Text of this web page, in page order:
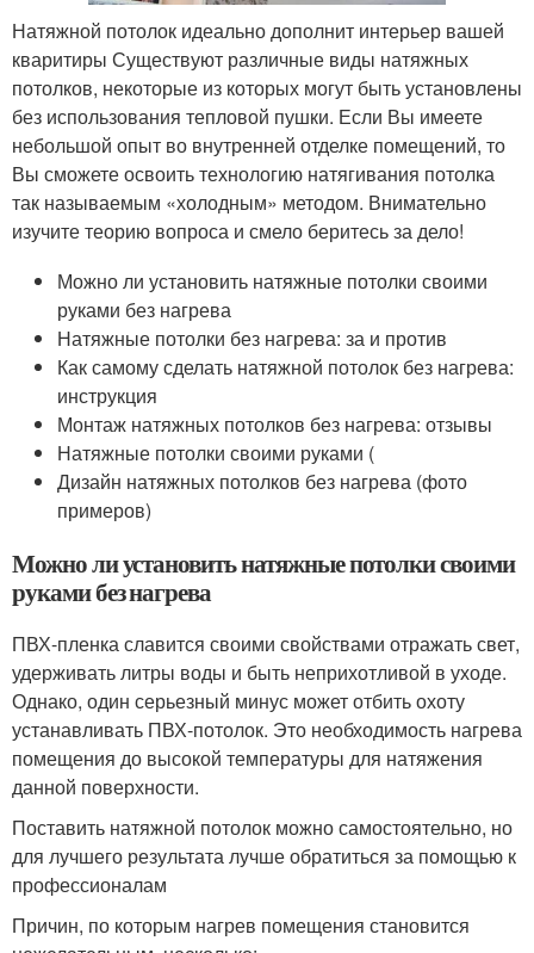
Натяжной потолок идеально дополнит интерьер вашей
кваритиры Существуют различные виды натяжных
потолков, некоторые из которых могут быть установлены
без использования тепловой пушки. Если Вы имеете
небольшой опыт во внутренней отделке помещений, то
Вы сможете освоить технологию натягивания потолка
так называемым «холодным» методом. Внимательно
изучите теорию вопроса и смело беритесь за дело!
Можно ли установить натяжные потолки своими
руками без нагрева
Натяжные потолки без нагрева: за и против
Как самому сделать натяжной потолок без нагрева:
инструкция
Монтаж натяжных потолков без нагрева: отзывы
Натяжные потолки своими руками (
Дизайн натяжных потолков без нагрева (фото
примеров)
Можно ли установить натяжные потолки своими
руками без нагрева
ПВХ-пленка славится своими свойствами отражать свет,
удерживать литры воды и быть неприхотливой в уходе.
Однако, один серьезный минус может отбить охоту
устанавливать ПВХ-потолок. Это необходимость нагрева
помещения до высокой температуры для натяжения
данной поверхности.
Поставить натяжной потолок можно самостоятельно, но
для лучшего результата лучше обратиться за помощью к
профессионалам
Причин, по которым нагрев помещения становится